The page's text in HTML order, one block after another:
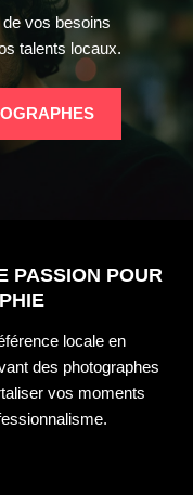
vos besoins
talents locaux.
PASSION POUR
locale en
des photographes
vos moments